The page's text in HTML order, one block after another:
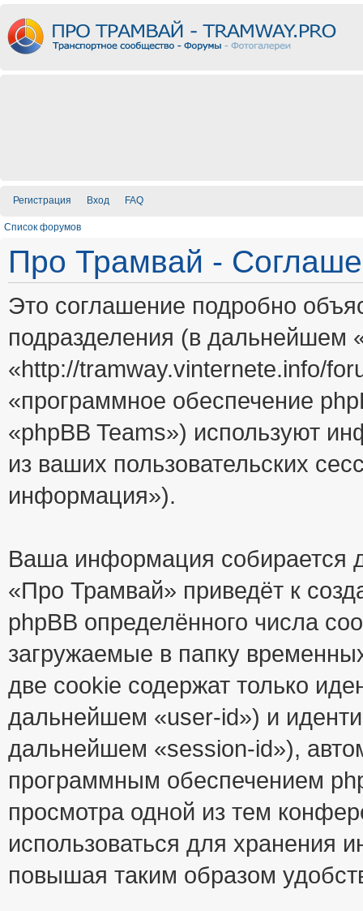
Регистрация Вход FAQ
Список форумов
Про Трамвай -
Это соглашение подробно
подразделения (в
«http://tramway.vinternete.info/
«программное обеспечение
«phpBB Teams») используют
из ваших пользовательских
информация»).
Ваша информация собирается
«Про Трамвай» приведёт к
phpBB определённого числа
загружаемые в папку
две cookie содержат только
дальнейшем «user-id») и
дальнейшем «session-id»),
программным обеспечением
просмотра одной из тем
использоваться для хранения
повышая таким образом